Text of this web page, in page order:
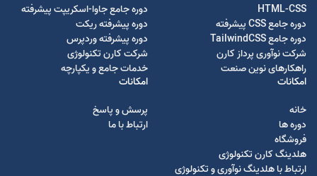
HTML-CSS
دوره جامع CSS پیشرفته
دوره جامع TailwindCSS
شرکت نوآوری پرداز کارن
راهکارهای نوین صنعت
دوره جامع جاوا-اسکریپت پیشرفته
دوره پیشرفته ریکت
دوره پیشرفته وردپرس
شرکت کارن تکنولوژی
خدمات جامع و یکپارچه
امکانات
خانه
دوره ها
فروشگاه
هلدینگ کارن تکنولوژی
ارتباط با هلدینگ نوآوری و تکنولوژی
امکانات
پرسش و پاسخ
ارتباط با ما